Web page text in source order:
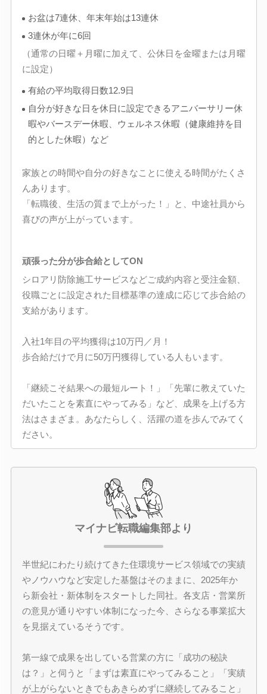
お盆は7連休、年末年始は13連休
3連休が年に6回
（通常の日曜＋月曜に加えて、公休日を金曜または月曜
に設定）
有給の平均取得日数12.9日
自分が好きな日を休日に設定できるアニバーサリー休
暇やバースデー休暇、ウェルネス休暇（健康維持を目
的とした休暇）など
家族との時間や自分の好きなことに使える時間がたくさ
んあります。
「転職後、生活の質まで上がった！」と、中途社員から
喜びの声が上がっています。
頑張った分が歩合給としてON
シロアリ防除施工サービスなどご成約内容と受注金額、
役職ごとに設定された目標基準の達成に応じて歩合給の
支給があります。
入社1年目の平均獲得は10万円／月！
歩合給だけで月に50万円獲得している人もいます。
「継続こそ結果への最短ルート！」「先輩に教えていた
だいたことを素直にやってみる」など、成果を上げる方
法はさまざま。あなたらしく、活躍の道を歩んでみてく
ださい。
マイナビ転職編集部より
半世紀にわたり続けてきた住環境サービス領域での実績
やノウハウなど安定した基盤はそのままに、2025年か
ら新会社・新体制をスタートした同社。各支店・営業所
の意見が通りやすい体制になった今、さらなる事業拡大
を見据えているそうです。
第一線で成果を出している営業の方に「成功の秘訣
は？」と伺うと「まずは素直にやってみること」「実績
が上がらないときでもあきらめずに継続してみること」